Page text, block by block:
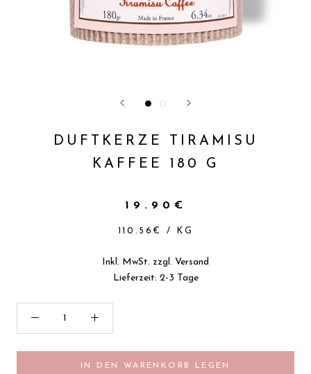
DUFTKERZE TIRAMISU
KAFFEE 180 G
19.90€
110.56€ / KG
Inkl. MwSt. zzgl. Versand
Lieferzeit: 2-3 Tage
IN DEN WARENKORB LEGEN